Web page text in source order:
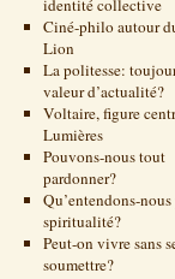
identité collective
Ciné-philo autour
Lion
La politesse:
valeur d’actualité?
Voltaire, figure
Lumières
Pouvons-nous tout
pardonner?
Qu’entendons-nous
spiritualité?
Peut-on vivre sans
soumettre?